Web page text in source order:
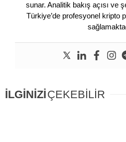
sunar. Analitik bakış açısı ve
Türkiye’de profesyonel kripto
İLGİNİZİÇEKEBİLİR